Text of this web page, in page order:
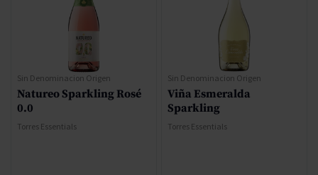
Sin Denominacion Origen
Natureo Sparkling Rosé
0.0
Torres Essentials
Sin Denominacion Origen
Viña Esmeralda
Sparkling
Torres Essentials